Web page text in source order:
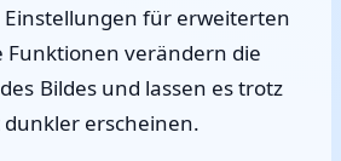
Einstellungen für erweiterten
Funktionen verändern die
Bildes und lassen es trotz
erscheinen.